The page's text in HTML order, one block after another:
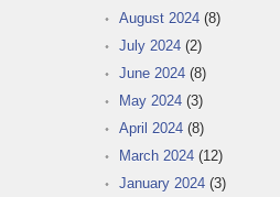
August 2024 (8)
July 2024 (2)
June 2024 (8)
May 2024 (3)
April 2024 (8)
March 2024 (12)
January 2024 (3)